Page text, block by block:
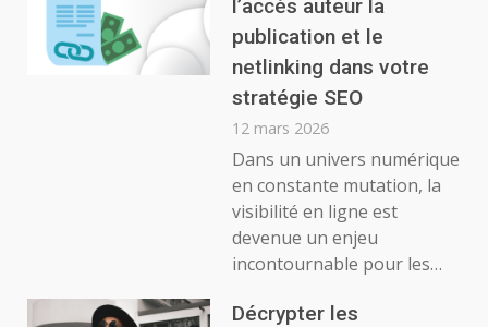
l’accès auteur la
publication et le
netlinking dans votre
stratégie SEO
12 mars 2026
Dans un univers numérique
en constante mutation, la
visibilité en ligne est
devenue un enjeu
incontournable pour les…
Décrypter les